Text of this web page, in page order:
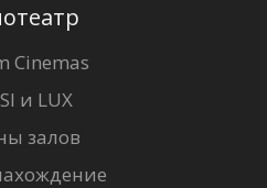
Cinemas
и LUX
залов